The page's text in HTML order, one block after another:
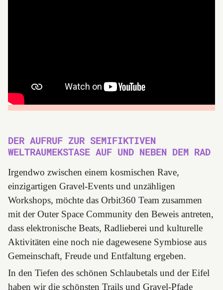
DER AUFRUF ZUR SEMIFIKTIVEN
WELTRAUMEKSTASE AUF UND NEBEN DEM RAD
Irgendwo zwischen einem kosmischen Rave,
einzigartigen Gravel-Events und unzähligen
Workshops, möchte das Orbit360 Team zusammen
mit der Outer Space Community den Beweis antreten,
dass elektronische Beats, Radlieberei und kulturelle
Aktivitäten eine noch nie dagewesene Symbiose aus
Gemeinschaft, Freude und Entfaltung ergeben.
In den Tiefen des schönen Schlaubetals und der Eifel
haben wir die schönsten Trails und Gravel-Pfade